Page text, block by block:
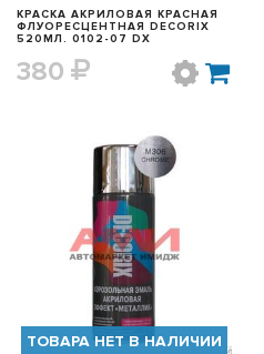
КРАСКА АКРИЛОВАЯ КРАСНАЯ
ФЛУОРЕСЦЕНТНАЯ DECORIX
520МЛ. 0102-07 DX
380
БЫСТРЫЙ ПРОСМОТР
ТОВАРА НЕТ В НАЛИЧИИ